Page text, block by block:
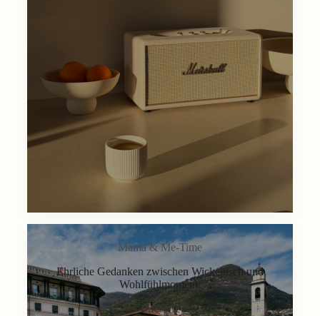
Mama & Me-Time
Ehrliche Gedanken zwischen Wickeltisch und
Wohlfühlmoment.
Lifestyle